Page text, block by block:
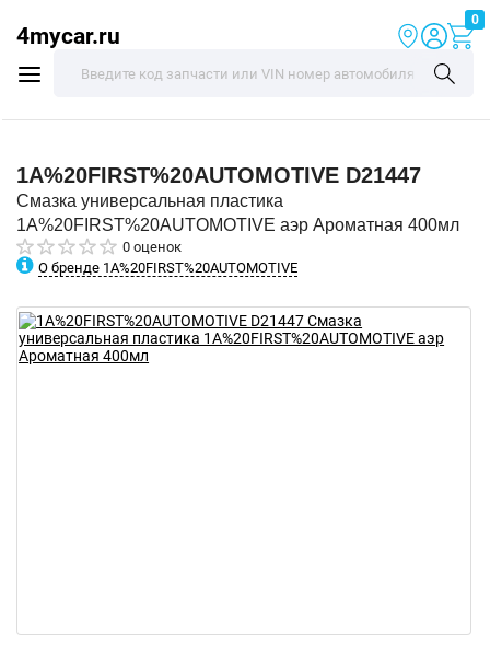
4mycar.ru
0
1A%20FIRST%20AUTOMOTIVE D21447
Смазка универсальная пластика
1A%20FIRST%20AUTOMOTIVE аэр Ароматная 400мл
0 оценок
О бренде 1A%20FIRST%20AUTOMOTIVE